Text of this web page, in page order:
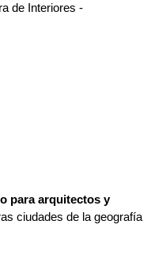
de Interiores -
para arquitectos y
ciudades de la geografía